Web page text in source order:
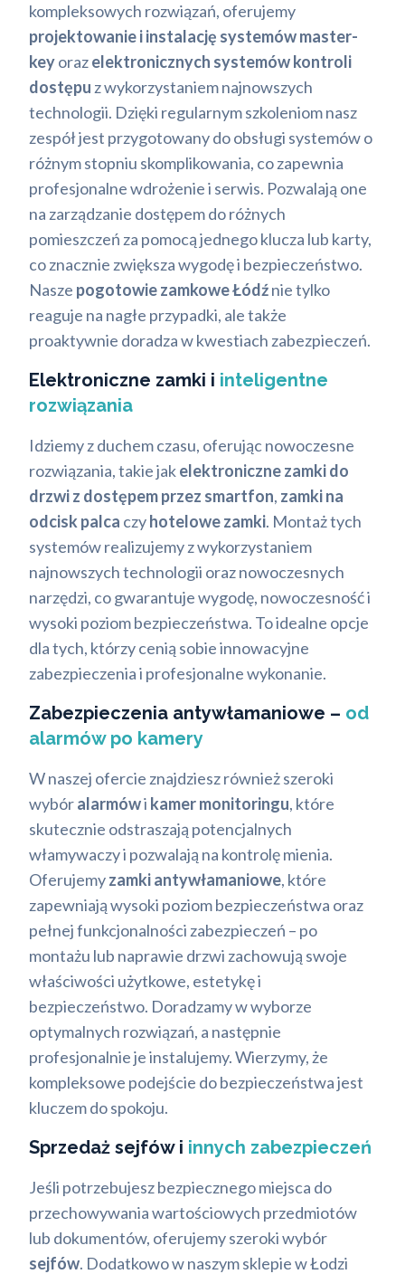
kompleksowych rozwiązań, oferujemy
projektowanie i instalację systemów master-
keyorazelektronicznych systemów kontroli
dostępu z wykorzystaniem najnowszych
technologii. Dzięki regularnym szkoleniom nasz
zespół jest przygotowany do obsługi systemów o
różnym stopniu skomplikowania, co zapewnia
profesjonalne wdrożenie i serwis. Pozwalają one
na zarządzanie dostępem do różnych
pomieszczeń za pomocą jednego klucza lub karty,
co znacznie zwiększa wygodę i bezpieczeństwo.
Nasze pogotowie zamkowe Łódźnie tylko
reaguje na nagłe przypadki, ale także
proaktywnie doradza w kwestiach zabezpieczeń.
Elektroniczne zamki i inteligentne
rozwiązania
Idziemy z duchem czasu, oferując nowoczesne
rozwiązania, takie jakelektroniczne zamki do
drzwi z dostępem przez smartfon, zamki na
odcisk palca czyhotelowe zamki. Montaż tych
systemów realizujemy z wykorzystaniem
najnowszych technologii oraz nowoczesnych
narzędzi, co gwarantuje wygodę, nowoczesność i
wysoki poziom bezpieczeństwa. To idealne opcje
dla tych, którzy cenią sobie innowacyjne
zabezpieczenia i profesjonalne wykonanie.
Zabezpieczenia antywłamaniowe – od
alarmów po kamery
W naszej ofercie znajdziesz również szeroki
wybóralarmówi kamer monitoringu, które
skutecznie odstraszają potencjalnych
włamywaczy i pozwalają na kontrolę mienia.
Oferujemyzamki antywłamaniowe, które
zapewniają wysoki poziom bezpieczeństwa oraz
pełnej funkcjonalności zabezpieczeń – po
montażu lub naprawie drzwi zachowują swoje
właściwości użytkowe, estetykę i
bezpieczeństwo. Doradzamy w wyborze
optymalnych rozwiązań, a następnie
profesjonalnie je instalujemy. Wierzymy, że
kompleksowe podejście do bezpieczeństwa jest
kluczem do spokoju.
Sprzedaż sejfów i innych zabezpieczeń
Jeśli potrzebujesz bezpiecznego miejsca do
przechowywania wartościowych przedmiotów
lub dokumentów, oferujemy szeroki wybór
sejfów. Dodatkowo w naszym sklepie w Łodzi